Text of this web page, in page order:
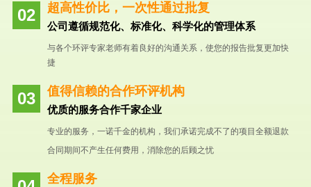
超高性价比，一次性通过批复
公司遵循规范化、标准化、科学化的管理体系
与各个环评专家老师有着良好的沟通关系，使您的报告批复更加快
捷
值得信赖的合作环评机构
优质的服务合作千家企业
专业的服务，一诺千金的机构，我们承诺完成不了的项目全额退款
合同期间不产生任何费用，消除您的后顾之忧
全程服务